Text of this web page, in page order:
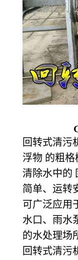
回转式清污
浮物 的粗
清除水中的
简单、运转
可广泛应用
水口、雨水
的水处理场
回转式清污